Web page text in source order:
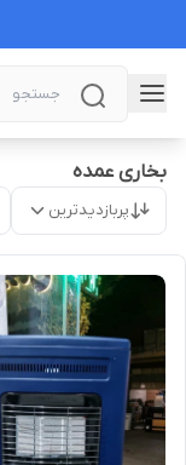
بخاری عمده
پربازدیدترین